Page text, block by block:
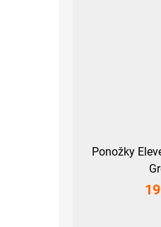
Ponožky